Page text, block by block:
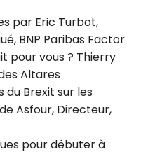
par Eric Turbot,
BNP Paribas Factor
pour vous ? Thierry
Altares
du Brexit sur les
Asfour, Directeur,
pour débuter à